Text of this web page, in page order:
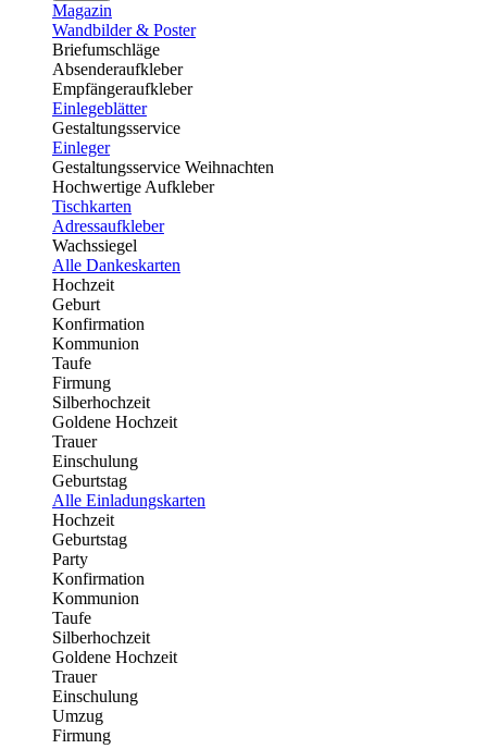
Magazin
Wandbilder & Poster
Briefumschläge
Absenderaufkleber
Empfängeraufkleber
Einlegeblätter
Gestaltungsservice
Einleger
Gestaltungsservice Weihnachten
Hochwertige Aufkleber
Tischkarten
Adressaufkleber
Wachssiegel
Alle Dankeskarten
Hochzeit
Geburt
Konfirmation
Kommunion
Taufe
Firmung
Silberhochzeit
Goldene Hochzeit
Trauer
Einschulung
Geburtstag
Alle Einladungskarten
Hochzeit
Geburtstag
Party
Konfirmation
Kommunion
Taufe
Silberhochzeit
Goldene Hochzeit
Trauer
Einschulung
Umzug
Firmung